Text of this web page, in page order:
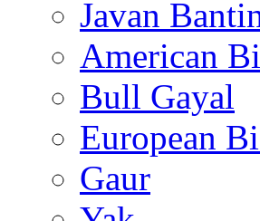
Javan
American
Bull Gayal
European
Gaur